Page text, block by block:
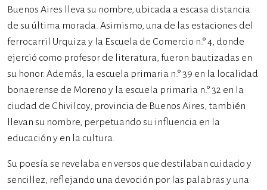
Buenos Aires lleva su nombre, ubicada a escasa distancia
de su última morada. Asimismo, una de las estaciones del
ferrocarril Urquiza y la Escuela de Comercio n.° 4, donde
ejerció como profesor de literatura, fueron bautizadas en
su honor. Además, la escuela primaria n.° 39 en la localidad
bonaerense de Moreno y la escuela primaria n.° 32 en la
ciudad de Chivilcoy, provincia de Buenos Aires, también
llevan su nombre, perpetuando su influencia en la
educación y en la cultura.
Su poesía se revelaba en versos que destilaban cuidado y
sencillez, reflejando una devoción por las palabras y una